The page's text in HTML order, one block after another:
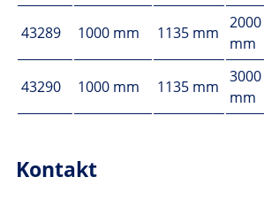
43289 1000 mm 1135 mm
2000
mm
43290 1000 mm 1135 mm
3000
mm
Kontakt